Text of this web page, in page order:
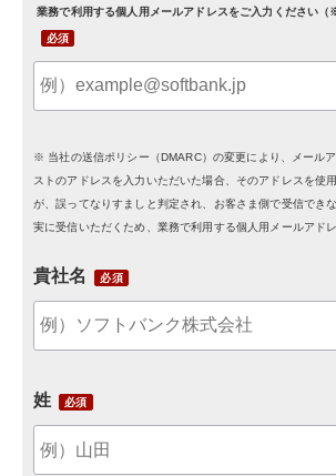
業務で利用する個人用メールアドレスをご入力ください（
※ 当社の送信ポリシー（DMARC）の変更により、メール
ストのアドレスを入力いただいた場合、そのアドレスを使
が、誤ってなりすましと判定され、お客さま側で受信でき
実に受信いただくため、業務で利用する個人用メールアド
貴社名
姓